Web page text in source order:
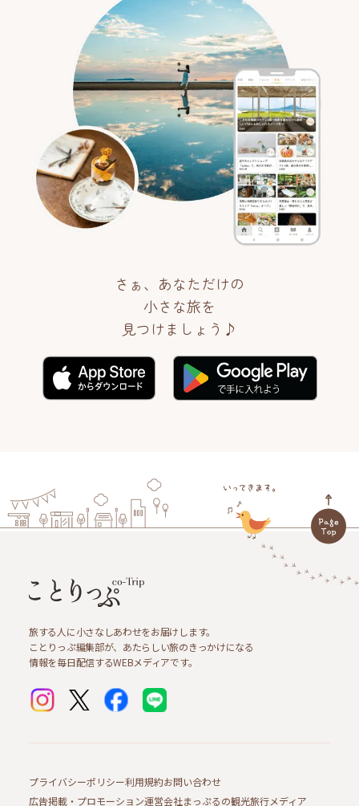
さぁ、あなただけの
小さな旅を
見つけましょう♪
旅する人に小さなしあわせをお届けします。
ことりっぷ編集部が、あたらしい旅のきっかけになる
情報を毎日配信するWEBメディアです。
プライバシーポリシー利用規約お問い合わせ
広告掲載・プロモーション運営会社まっぷるの観光旅行メディア